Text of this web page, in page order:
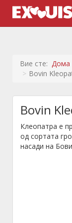
Вие сте: Дома
Bovin
Bovin
Клеопатра е
од сортата
насади на